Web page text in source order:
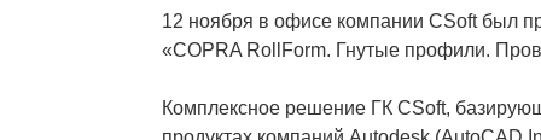
12 ноября в офисе компании CSoft был
«COPRA RollForm. Гнутые профили.
Комплексное решение ГК CSoft,